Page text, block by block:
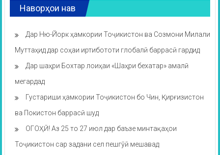
Наворҳои нав
Дар Ню-Йорк ҳамкории Тоҷикистон ва Созмони Милали
Муттаҳид дар соҳаи иртибототи глобалӣ баррасӣ гардид
Дар шаҳри Бохтар лоиҳаи «Шаҳри бехатар» амалӣ
мегардад
Густариши ҳамкории Тоҷикистон бо Чин, Қирғизистон
ва Покистон баррасӣ шуд
ОГОҲӢ! Аз 25 то 27 июл дар баъзе минтақаҳои
Тоҷикистон сар задани сел пешгӯӣ мешавад